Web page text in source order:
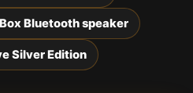
Bluetooth speaker
Silver Edition